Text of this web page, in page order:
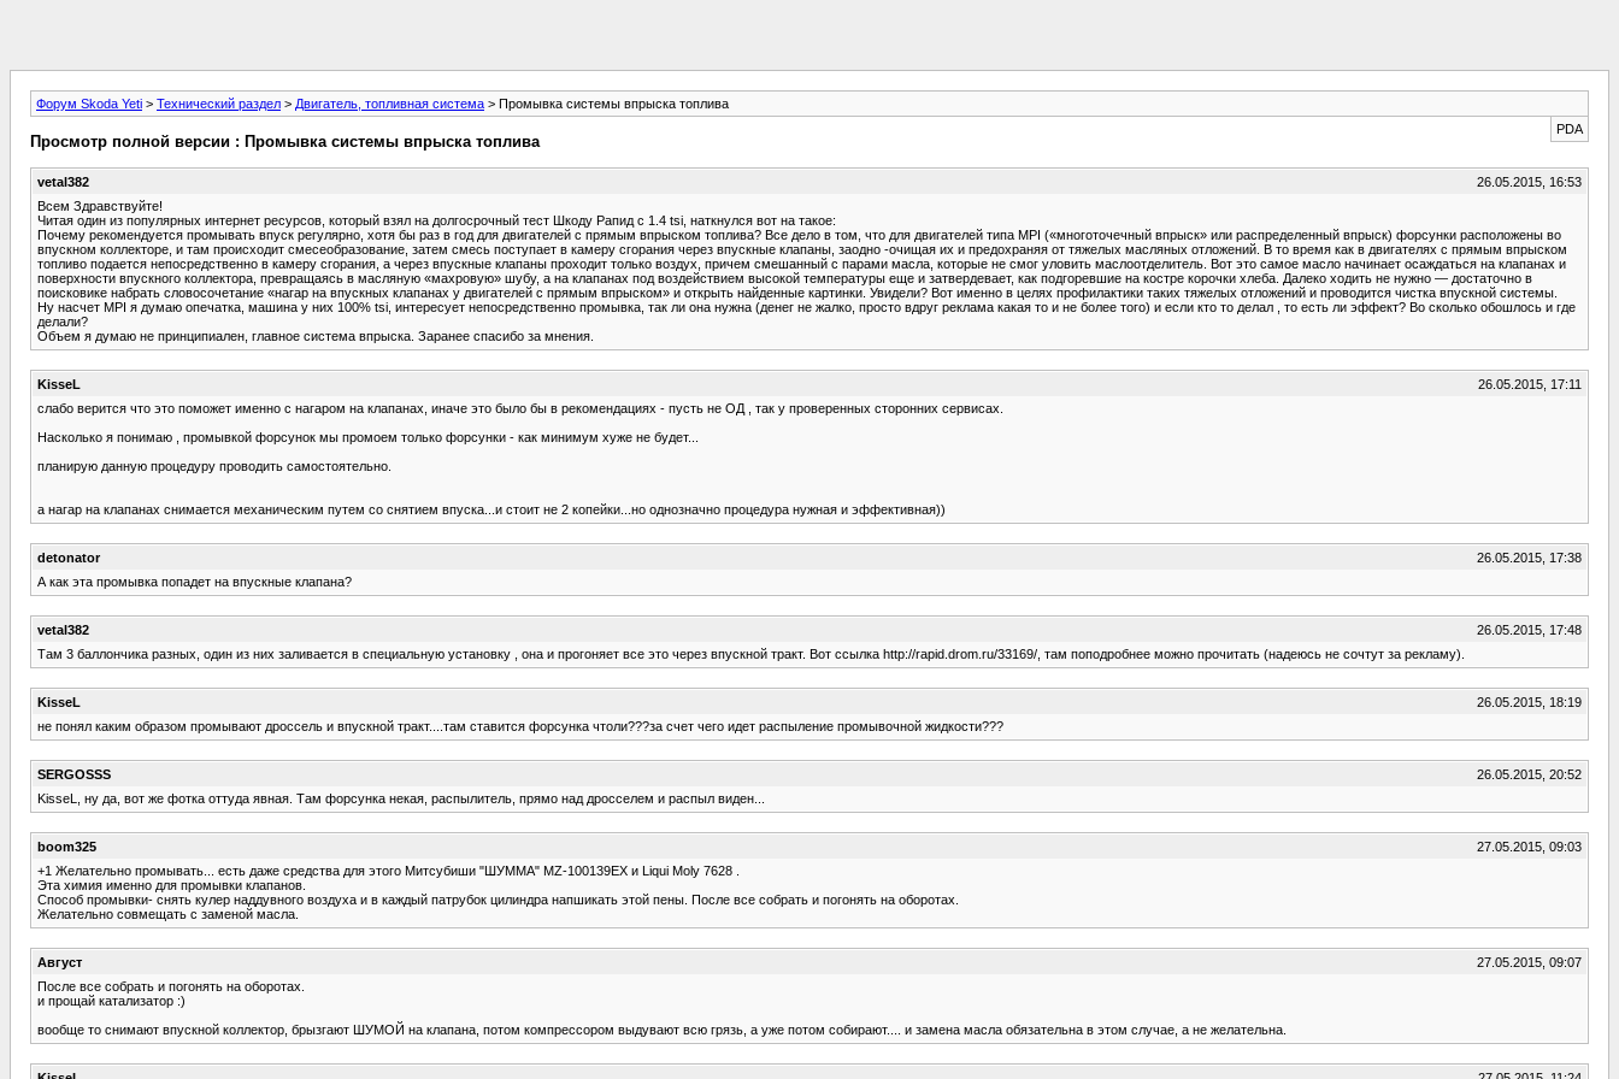
Форум Skoda Yeti > Технический раздел > Двигатель, топливная система > Промывка системы впрыска топлива
PDA
Просмотр полной версии : Промывка системы впрыска топлива
vetal382
26.05.2015, 16:53
Всем Здравствуйте!
Читая один из популярных интернет ресурсов, который взял на долгосрочный тест Шкоду Рапид с 1.4 tsi, наткнулся вот на такое:
Почему рекомендуется промывать впуск регулярно, хотя бы раз в год для двигателей с прямым впрыском топлива? Все дело в том, что для двигателей типа MPI («многоточечный впрыск» или распределенный впрыск) форсунки расположены во
впускном коллекторе, и там происходит смесеобразование, затем смесь поступает в камеру сгорания через впускные клапаны, заодно -очищая их и предохраняя от тяжелых масляных отложений. В то время как в двигателях с прямым впрыском
топливо подается непосредственно в камеру сгорания, а через впускные клапаны проходит только воздух, причем смешанный с парами масла, которые не смог уловить маслоотделитель. Вот это самое масло начинает осаждаться на клапанах и
поверхности впускного коллектора, превращаясь в масляную «махровую» шубу, а на клапанах под воздействием высокой температуры еще и затвердевает, как подгоревшие на костре корочки хлеба. Далеко ходить не нужно — достаточно в
поисковике набрать словосочетание «нагар на впускных клапанах у двигателей с прямым впрыском» и открыть найденные картинки. Увидели? Вот именно в целях профилактики таких тяжелых отложений и проводится чистка впускной системы.
Ну насчет MPI я думаю опечатка, машина у них 100% tsi, интересует непосредственно промывка, так ли она нужна (денег не жалко, просто вдруг реклама какая то и не более того) и если кто то делал , то есть ли эффект? Во сколько обошлось и где
делали?
Объем я думаю не принципиален, главное система впрыска. Заранее спасибо за мнения.
KisseL
26.05.2015, 17:11
слабо верится что это поможет именно с нагаром на клапанах, иначе это было бы в рекомендациях - пусть не ОД , так у проверенных сторонних сервисах.
Насколько я понимаю , промывкой форсунок мы промоем только форсунки - как минимум хуже не будет...
планирую данную процедуру проводить самостоятельно.
а нагар на клапанах снимается механическим путем со снятием впуска...и стоит не 2 копейки...но однозначно процедура нужная и эффективная))
detonator
26.05.2015, 17:38
А как эта промывка попадет на впускные клапана?
vetal382
26.05.2015, 17:48
Там 3 баллончика разных, один из них заливается в специальную установку , она и прогоняет все это через впускной тракт. Вот ссылка http://rapid.drom.ru/33169/, там поподробнее можно прочитать (надеюсь не сочтут за рекламу).
KisseL
26.05.2015, 18:19
не понял каким образом промывают дроссель и впускной тракт....там ставится форсунка чтоли???за счет чего идет распыление промывочной жидкости???
SERGOSSS
26.05.2015, 20:52
KisseL, ну да, вот же фотка оттуда явная. Там форсунка некая, распылитель, прямо над дросселем и распыл виден...
boom325
27.05.2015, 09:03
+1 Желательно промывать... есть даже средства для этого Митсубиши "ШУММА" MZ-100139EX и Liqui Moly 7628 .
Эта химия именно для промывки клапанов.
Способ промывки- снять кулер наддувного воздуха и в каждый патрубок цилиндра напшикать этой пены. После все собрать и погонять на оборотах.
Желательно совмещать с заменой масла.
Август
27.05.2015, 09:07
После все собрать и погонять на оборотах.
и прощай катализатор :)
вообще то снимают впускной коллектор, брызгают ШУМОЙ на клапана, потом компрессором выдувают всю грязь, а уже потом собирают.... и замена масла обязательна в этом случае, а не желательна.